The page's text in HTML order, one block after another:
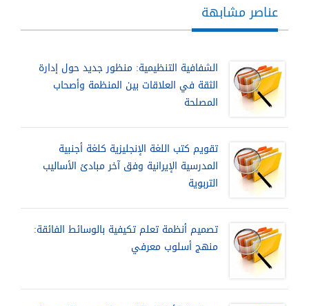
عناصر مشابهة
الشفافية التنظيمية: منظور جديد حول إدارة
الثقة في العلاقات بين المنظمة وأصحاب
المصلحة
تقويم كتب اللغة الإنجليزية كلغة أجنبية
المدرسية الإيرانية وفق آخر مبادئ الأساليب
التربوية
تصميم أنظمة تعلم تكيفية بالوسائط الفائقة:
منهج أسلوب معرفي